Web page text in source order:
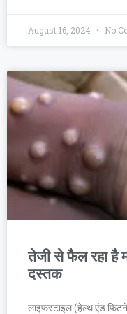
August 16, 2024 No
तेजी से फैल रहा है
दस्तक
लाइफस्टाइल (हेल्थ एंड